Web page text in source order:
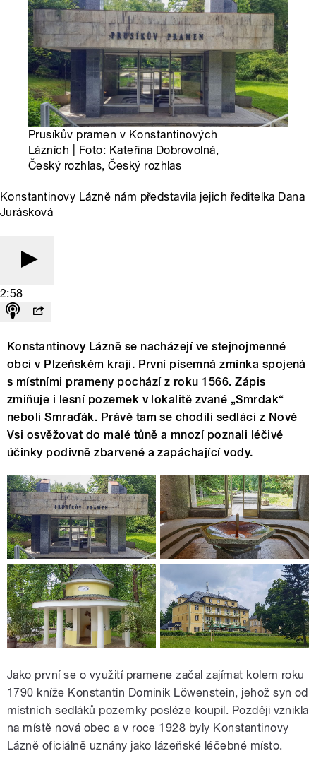
Prusíkův pramen v Konstantinových
Lázních | Foto: Kateřina Dobrovolná,
Český rozhlas, Český rozhlas
Konstantinovy Lázně nám představila jejich ředitelka Dana
Jurásková
2:58
Konstantinovy Lázně se nacházejí ve stejnojmenné
obci v Plzeňském kraji. První písemná zmínka spojená
s místními prameny pochází z roku 1566. Zápis
zmiňuje i lesní pozemek v lokalitě zvané „Smrdak“
neboli Smraďák. Právě tam se chodili sedláci z Nové
Vsi osvěžovat do malé tůně a mnozí poznali léčivé
účinky podivně zbarvené a zapáchající vody.
Jako první se o využití pramene začal zajímat kolem roku
1790 kníže Konstantin Dominik Löwenstein, jehož syn od
místních sedláků pozemky posléze koupil. Později vznikla
na místě nová obec a v roce 1928 byly Konstantinovy
Lázně oficiálně uznány jako lázeňské léčebné místo.